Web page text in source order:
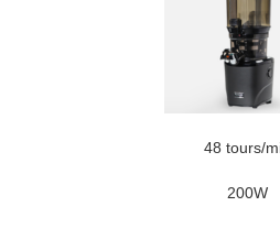
48 tours/
200W